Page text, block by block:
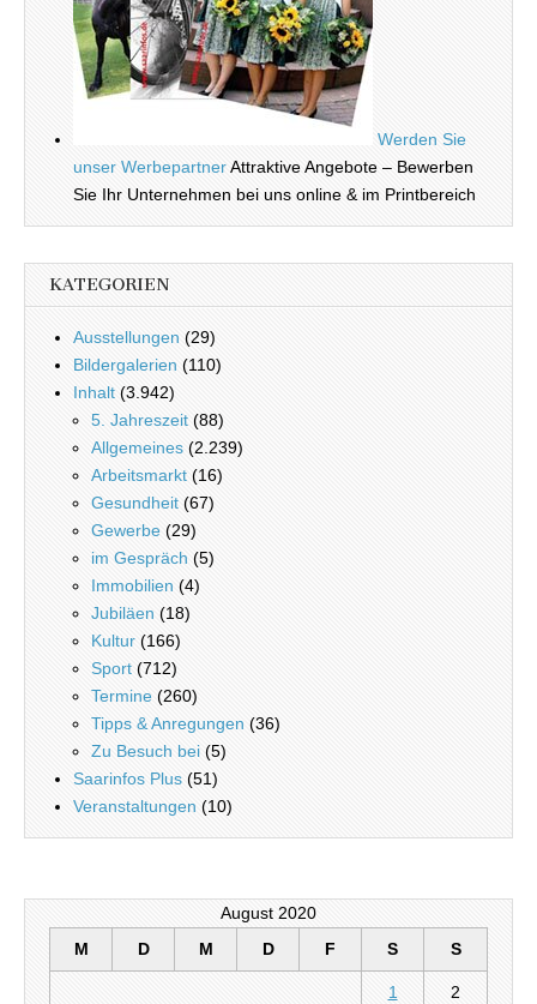
Werden Sie
unser WerbepartnerAttraktive Angebote – Bewerben
Sie Ihr Unternehmen bei uns online & im Printbereich
KATEGORIEN
Ausstellungen (29)
Bildergalerien (110)
Inhalt (3.942)
5. Jahreszeit (88)
Allgemeines (2.239)
Arbeitsmarkt (16)
Gesundheit (67)
Gewerbe (29)
im Gespräch (5)
Immobilien (4)
Jubiläen (18)
Kultur (166)
Sport (712)
Termine (260)
Tipps & Anregungen (36)
Zu Besuch bei (5)
Saarinfos Plus (51)
Veranstaltungen (10)
August 2020
M
D M D F S S
1 2